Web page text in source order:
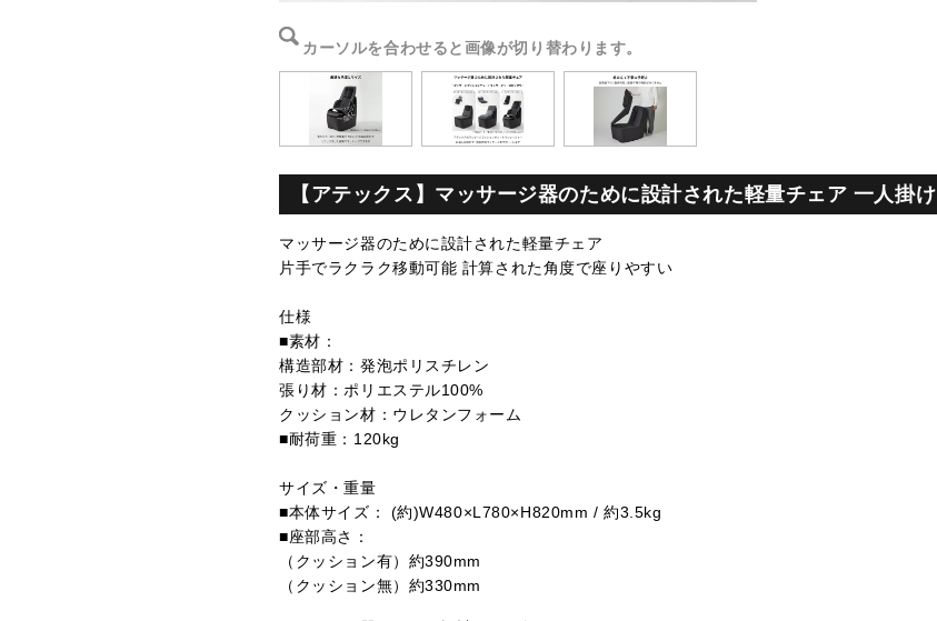
カーソルを合わせると画像が切り替わります。
【アテックス】マッサージ器のために設計された軽量チェア 一人掛け
マッサージ器のために設計された軽量チェア
片手でラクラク移動可能 計算された角度で座りやすい
仕様
■素材：
構造部材：発泡ポリスチレン
張り材：ポリエステル100%
クッション材：ウレタンフォーム
■耐荷重：120kg
サイズ・重量
■本体サイズ： (約)W480×L780×H820mm / 約3.5kg
■座部高さ：
（クッション有）約390mm
（クッション無）約330mm